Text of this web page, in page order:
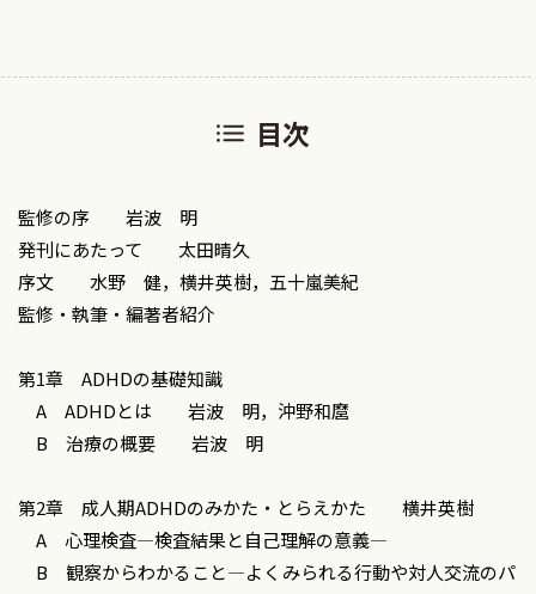
者の柔軟な視点や，場を丁寧に整えていく力が欠かせません．
した．プログラムの立ち上げかたやセッションの構成，参加
者へのかかわりかた，さらには現場でよく直面する戸惑いや
トラブルへの対応まで，実践に活かしやすい形で紹介してい
ます．加えて，プログラムのなかで当事者の方々が実際に考
ぎりそのままの形で掲載しました．同じADHDという診断であ
っても，特性や困りごとは一人ひとり違った形であらわれま
す．本書のなかから，「これなら自分にも合いそうだ」と感
残念ながら，専門プログラムも万能ではありません．「ど
のように支援を調整していくのか」という点も含めて，一人
ひとりの生活に合わせながら，学んだことを実際の場面で活
目次
監修の序 岩波 明
発刊にあたって 太田晴久
序文 水野 健，横井英樹，五十嵐美紀
監修・執筆・編著者紹介
第1章 ADHDの基礎知識
A ADHDとは 岩波 明，沖野和麿
B 治療の概要 岩波 明
第2章 成人期ADHDのみかた・とらえかた 横井英樹
A 心理検査―検査結果と自己理解の意義―
B 観察からわかること―よくみられる行動や対人交流のパ